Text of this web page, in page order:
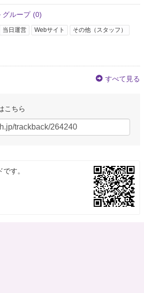
グループ (0)
当日運営 Webサイト その他（スタッフ）
すべて見る
こちら
す。